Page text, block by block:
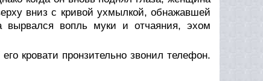
вниз с кривой ухмылкой, обнажавшей
вырвался вопль муки и отчаяния, эхом
кровати пронзительно звонил телефон.